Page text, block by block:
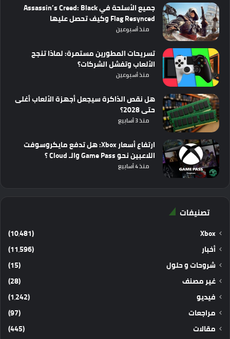
جميع الأسلحة في Assassin’s Creed: Black
Flag Resynced وكيف تحصل عليها
منذ أسبوعين
تسريحات المطورين مستمرة: لماذا تنجح
الألعاب وتفشل الشركات؟
منذ أسبوعين
هل نقص الذاكرة سيجعل أجهزة الألعاب أغلى
حتى 2028؟
منذ 3 أسابيع
ارتفاع أسعار Xbox: هل تدفع مايكروسوفت
اللاعبين نحو Game Pass والـ Cloud ؟
منذ 4 أسابيع
تصنيفات
Xbox
(10٬481)
أخبار
(11٬596)
شروحات و حلول
(15)
غير مصنف
(28)
فيديو
(1٬242)
مراجعات
(97)
مقالات
(445)